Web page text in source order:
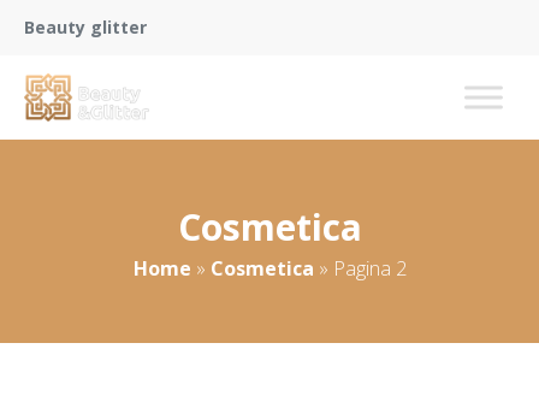
Beauty glitter
Cosmetica
Home » Cosmetica » Pagina 2